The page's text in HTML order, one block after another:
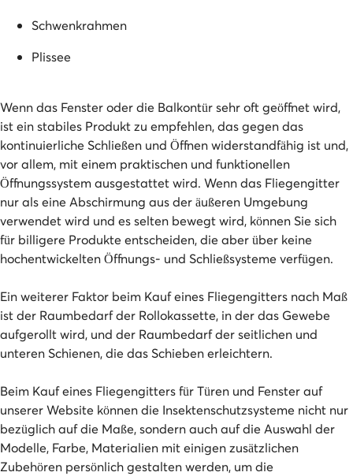
Schwenkrahmen
Plissee
Wenn das Fenster oder die Balkontür sehr oft geöffnet wird,
ist ein stabiles Produkt zu empfehlen, das gegen das
kontinuierliche Schließen und Öffnen widerstandfähig ist und,
vor allem, mit einem praktischen und funktionellen
Öffnungssystem ausgestattet wird. Wenn das Fliegengitter
nur als eine Abschirmung aus der äußeren Umgebung
verwendet wird und es selten bewegt wird, können Sie sich
für billigere Produkte entscheiden, die aber über keine
hochentwickelten Öffnungs- und Schließsysteme verfügen.
Ein weiterer Faktor beim Kauf eines Fliegengitters nach Maß
ist der Raumbedarf der Rollokassette, in der das Gewebe
aufgerollt wird, und der Raumbedarf der seitlichen und
unteren Schienen, die das Schieben erleichtern.
Beim Kauf eines Fliegengitters für Türen und Fenster auf
unserer Website können die Insektenschutzsysteme nicht nur
bezüglich auf die Maße, sondern auch auf die Auswahl der
Modelle, Farbe, Materialien mit einigen zusätzlichen
Zubehören persönlich gestalten werden, um die